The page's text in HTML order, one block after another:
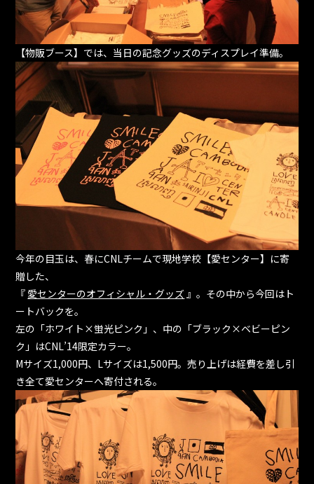
【物販ブース】では、当日の記念グッズのディスプレイ準備。
今年の目玉は、春にCNLチームで現地学校【愛センター】に寄
贈した、
『 愛センターのオフィシャル・グッズ 』。その中から今回はト
ートバックを。
左の「ホワイト×蛍光ピンク」、中の「ブラック×ベビーピン
ク」はCNL’14限定カラー。
Mサイズ1,000円、Lサイズは1,500円。売り上げは経費を差し引
き全て愛センターへ寄付される。